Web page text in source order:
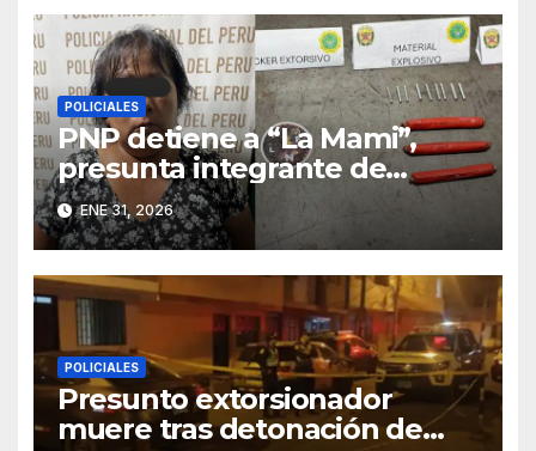
POLICIALES
PNP detiene a “La Mami”,
presunta integrante de
banda criminal en La Libertad
ENE 31, 2026
POLICIALES
Presunto extorsionador
muere tras detonación de